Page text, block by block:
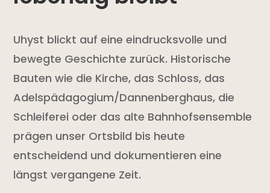
Uhyst blickt auf eine eindrucksvolle und
bewegte Geschichte zurück. Historische
Bauten wie die Kirche, das Schloss, das
Adelspädagogium/Dannenberghaus, die
Schleiferei oder das alte Bahnhofsensemble
prägen unser Ortsbild bis heute
entscheidend und dokumentieren eine
längst vergangene Zeit.